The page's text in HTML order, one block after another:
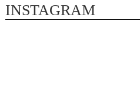
INSTAGRAM